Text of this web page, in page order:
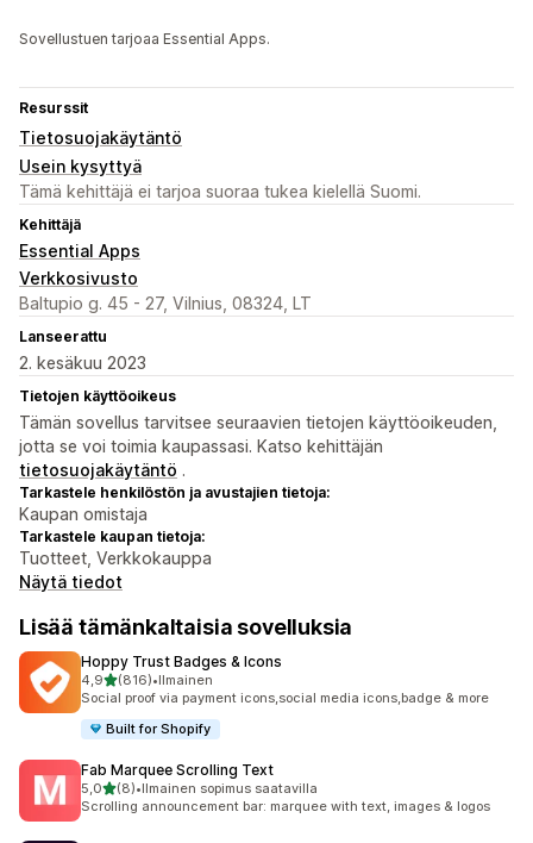
Sovellustuen tarjoaa Essential Apps.
Resurssit
Tietosuojakäytäntö
Usein kysyttyä
Tämä kehittäjä ei tarjoa suoraa tukea kielellä Suomi.
Kehittäjä
Essential Apps
Verkkosivusto
Baltupio g. 45 - 27, Vilnius, 08324, LT
Lanseerattu
2. kesäkuu 2023
Tietojen käyttöoikeus
Tämän sovellus tarvitsee seuraavien tietojen käyttöoikeuden,
jotta se voi toimia kaupassasi. Katso kehittäjän
tietosuojakäytäntö .
Tarkastele henkilöstön ja avustajien tietoja:
Kaupan omistaja
Tarkastele kaupan tietoja:
Tuotteet, Verkkokauppa
Näytä tiedot
Lisää tämänkaltaisia sovelluksia
Hoppy Trust Badges & Icons
4,9/ 5 tähteä
(816)
816 arvostelua yhteensä
•Ilmainen
Social proof via payment icons,social media icons,badge & more
Built for Shopify
Fab Marquee Scrolling Text
5,0/ 5 tähteä
(8)
8 arvostelua yhteensä
•Ilmainen sopimus saatavilla
Scrolling announcement bar: marquee with text, images & logos